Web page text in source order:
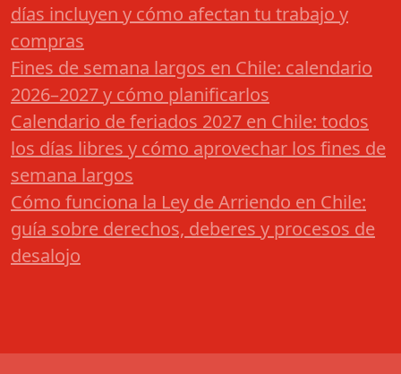
días incluyen y cómo afectan tu trabajo y
compras
Fines de semana largos en Chile: calendario
2026–2027 y cómo planificarlos
Calendario de feriados 2027 en Chile: todos
los días libres y cómo aprovechar los fines de
semana largos
Cómo funciona la Ley de Arriendo en Chile:
guía sobre derechos, deberes y procesos de
desalojo